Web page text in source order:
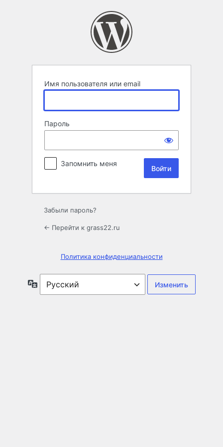
Имя пользователя или email
Пароль
Запомнить меня
Забыли пароль?
← Перейти к grass22.ru
Политика конфиденциальности
Язык